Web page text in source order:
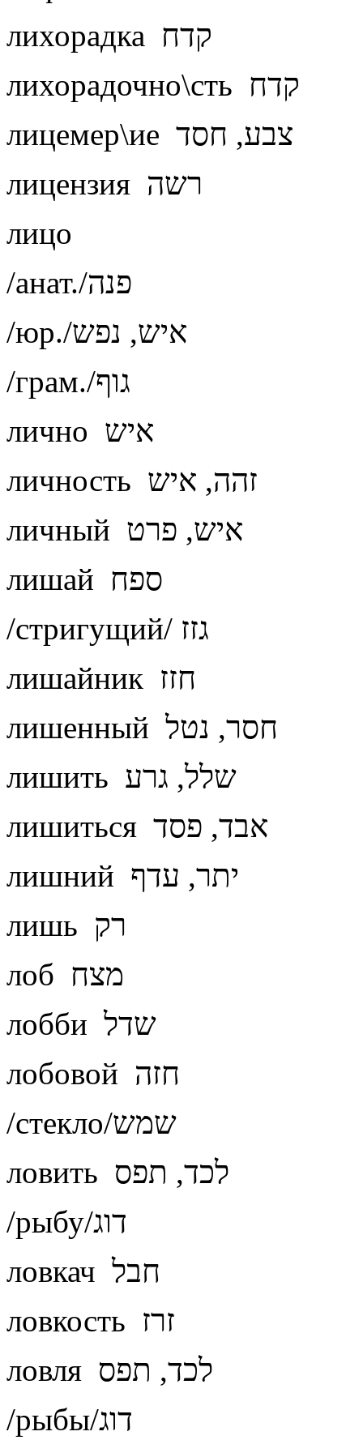
лихорадка קדח
лихорадочно\сть קדח
лицемер\ие צבע, חסד
лицензия רשה
лицо
/анат./פנה
/юр./איש, נפש
/грам./גוף
лично איש
личность זהה, איש
личный איש, פרט
лишай ספח
/стригущий/ גזז
лишайник חזז
лишенный חסר, נטל
лишить שלל, גרע
лишиться אבד, פסד
лишний יתר, עדף
лишь רק
лоб מצח
лобби שדל
лобовой חזה
/стекло/שמש
ловить לכד, תפס
/рыбу/דוג
ловкач חבל
ловкость זרז
ловля לכד, תפס
/рыбы/דוג